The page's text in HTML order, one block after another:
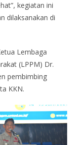
kegiatan ini
dilaksanakan di
Lembaga
(LPPM) Dr.
pembimbing
KKN.